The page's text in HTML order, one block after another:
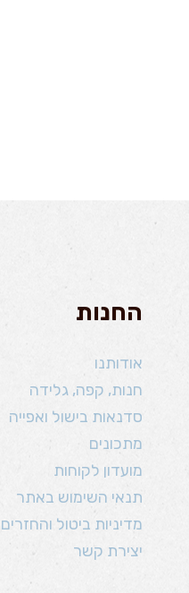
החנות
אודותנו
חנות, קפה, גלידה
סדנאות בישול ואפייה
מתכונים
מועדון לקוחות
תנאי השימוש באתר
מדיניות ביטול והחזרים
יצירת קשר